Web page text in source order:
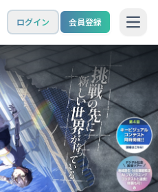
ログイン 会員登録